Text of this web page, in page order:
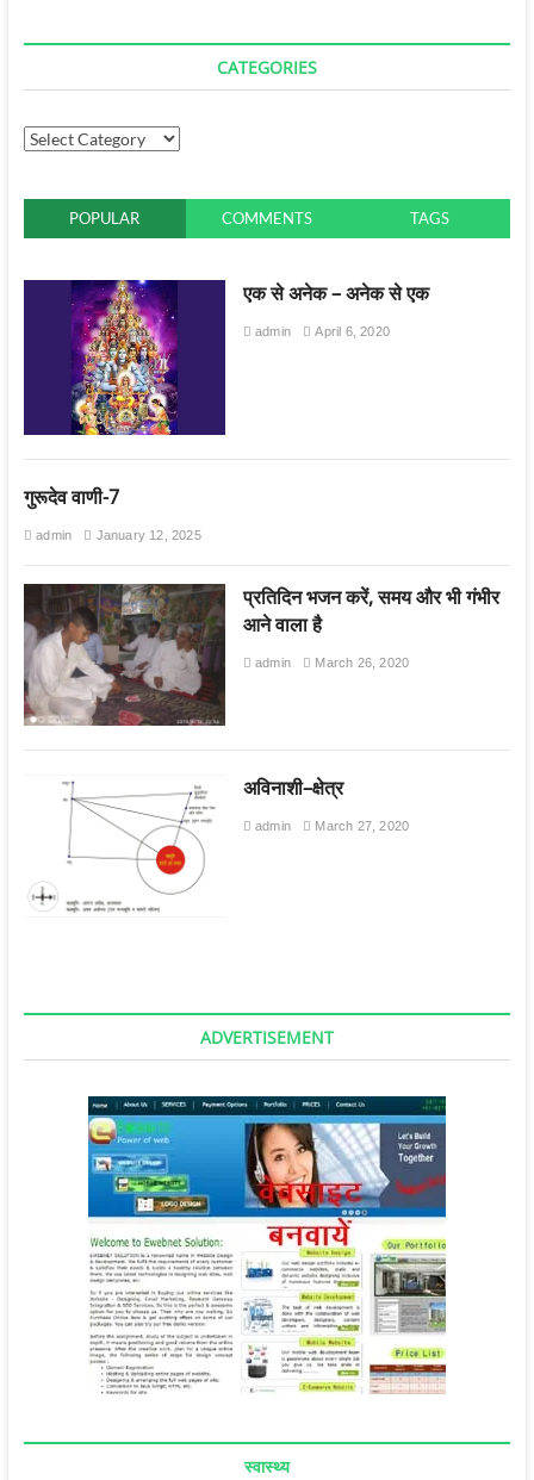
CATEGORIES
POPULAR COMMENTS TAGS
एक से अनेक – अनेक से एक
admin April 6, 2020
गुरूदेव वाणी-7
admin January 12, 2025
प्रतिदिन भजन करें, समय और भी गंभीर
आने वाला है
admin March 26, 2020
अविनाशी–क्षेत्र
admin March 27, 2020
ADVERTISEMENT
स्वास्थ्य